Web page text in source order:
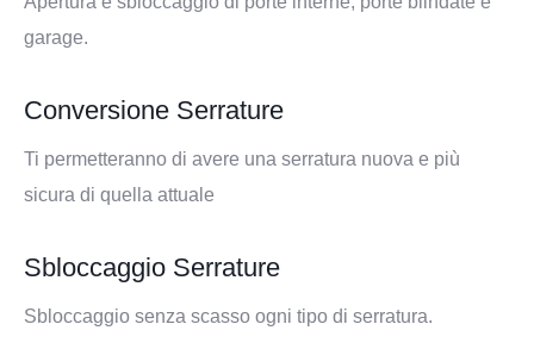
garage.
Conversione Serrature
Ti permetteranno di avere una serratura nuova e più
sicura di quella attuale
Sbloccaggio Serrature
Sbloccaggio senza scasso ogni tipo di serratura.